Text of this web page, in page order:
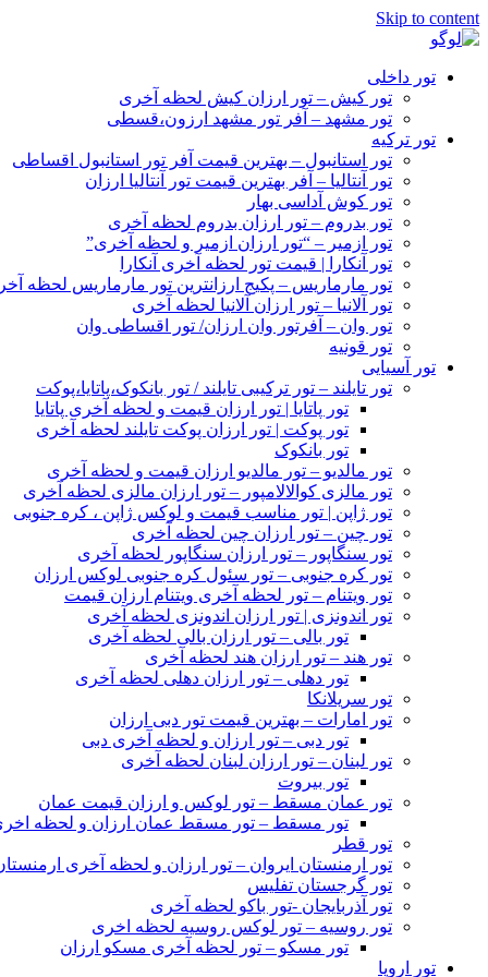
Skip to content
تور داخلی
تور کیش – تور ارزان کیش لحظه آخری
تور مشهد – آفر تور مشهد ارزون،قسطی
تور ترکیه
تور استانبول – بهترین قیمت آفر تور استانبول اقساطی
تور آنتالیا – آفر بهترین قیمت تور آنتالیا ارزان
تور کوش آداسی بهار
تور بدروم – تور ارزان بدروم لحظه آخری
تور ازمیر – “تور ارزان ازمیر و لحظه آخری”
تور آنکارا | قیمت تور لحظه آخری آنکارا
تور مارماریس – پکیج ارزانترین تور مارماریس لحظه
تور آلانیا – تور ارزان آلانیا لحظه آخری
تور وان – آفرتور وان ارزان/ تور اقساطی وان
تور قونیه
تور آسیایی
تور تایلند – تور ترکیبی تایلند / تور بانکوک،پاتایا،پوکت
تور پاتایا | تور ارزان قیمت و لحظه آخری پاتایا
تور پوکت | تور ارزان پوکت تایلند لحظه آخری
تور بانکوک
تور مالدیو – تور مالدیو ارزان قیمت و لحظه آخری
تور مالزی کوالالامپور – تور ارزان مالزی لحظه آخری
تور ژاپن | تور مناسب قیمت و لوکس ژاپن ، کره جنوبی
تور چین – تور ارزان چین لحظه آخری
تور سنگاپور – تور ارزان سنگاپور لحظه آخری
تور کره جنوبی – تور سئول کره جنوبی لوکس ارزان
تور ویتنام – تور لحظه آخری ویتنام ارزان قیمت
تور اندونزی | تور ارزان اندونزی لحظه آخری
تور بالی – تور ارزان بالی لحظه آخری
تور هند – تور ارزان هند لحظه آخری
تور دهلی – تور ارزان دهلی لحظه آخری
تور سریلانکا
تور امارات – بهترین قیمت تور دبی ارزان
تور دبی – تور ارزان و لحظه آخری دبی
تور لبنان – تور ارزان لبنان لحظه آخری
تور بیروت
تور عمان مسقط – تور لوکس و ارزان قیمت عمان
تور مسقط – تور مسقط عمان ارزان و لحظه
تور قطر
تور ارمنستان ایروان – تور ارزان و لحظه آخری
تور گرجستان تفلیس
تور آذربایجان -تور باکو لحظه آخری
تور روسیه – تور لوکس روسیه لحظه اخری
تور مسکو – تور لحظه آخری مسکو ارزان
تور اروپا